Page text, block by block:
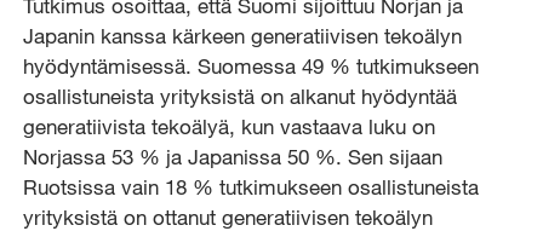
Japanin kanssa kärkeen generatiivisen tekoälyn
hyödyntämisessä. Suomessa 49 % tutkimukseen
osallistuneista yrityksistä on alkanut hyödyntää
generatiivista tekoälyä, kun vastaava luku on
Norjassa 53 % ja Japanissa 50 %. Sen sijaan
Ruotsissa vain 18 % tutkimukseen osallistuneista
yrityksistä on ottanut generatiivisen tekoälyn